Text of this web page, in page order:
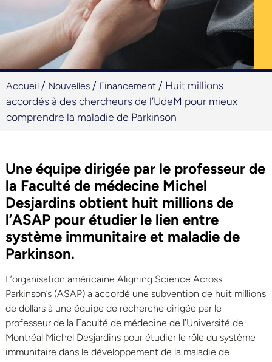
Accueil / Nouvelles / Financement / Huit millions
accordés à des chercheurs de l’UdeM pour mieux
comprendre la maladie de Parkinson
Une équipe dirigée par le professeur de
la Faculté de médecine Michel
Desjardins obtient huit millions de
l’ASAP pour étudier le lien entre
système immunitaire et maladie de
Parkinson.
L’organisation américaine Aligning Science Across
Parkinson’s (ASAP) a accordé une subvention de huit millions
de dollars à une équipe de recherche dirigée par le
professeur de la Faculté de médecine de l’Université de
Montréal Michel Desjardins pour étudier le rôle du système
immunitaire dans le développement de la maladie de